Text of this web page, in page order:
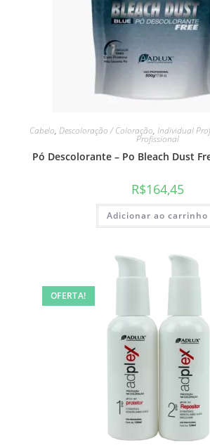
Cabelo, Descoloração / Coloração, Individual
Profissional
Pó Descolorante – Po Bleach Dust
R$164,45
Adicionar ao carrinho
OFERTA!